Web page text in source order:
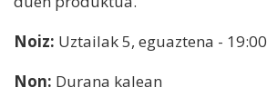
Noiz: Uztailak 5, eguaztena - 19:00
Non: Durana kalean